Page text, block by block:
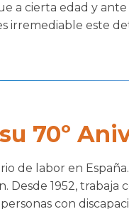
a cierta edad y
irremediable este
70º
de labor en
Desde 1952, trabaja
con